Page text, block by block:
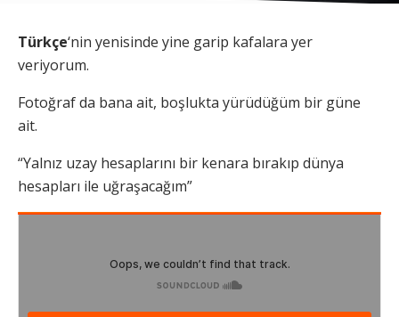
Türkçe‘nin yenisinde yine garip kafalara yer
veriyorum.
Fotoğraf da bana ait, boşlukta yürüdüğüm bir güne
ait.
“Yalnız uzay hesaplarını bir kenara bırakıp dünya
hesapları ile uğraşacağım”